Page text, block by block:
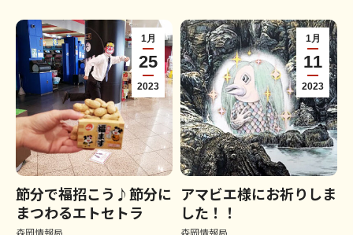
1月
25
2023
節分で福招こう♪節分に
まつわるエトセトラ
1月
11
2023
アマビエ様にお祈りしま
した！！